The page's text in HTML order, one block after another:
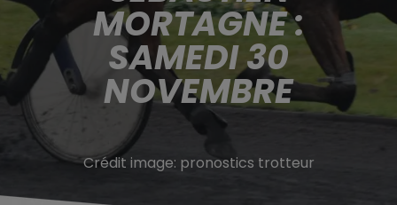
MORTAGNE :
SAMEDI 30
NOVEMBRE
Crédit image: pronostics trotteur